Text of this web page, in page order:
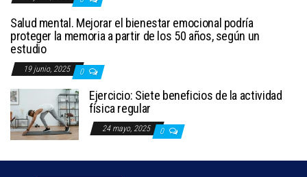
Salud mental. Mejorar el bienestar emocional podría
proteger la memoria a partir de los 50 años, según un
estudio
19 junio, 2025 0
Ejercicio: Siete beneficios de la actividad
física regular
24 mayo, 2025 0